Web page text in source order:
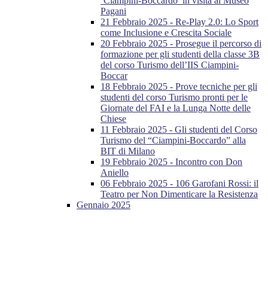
Pagani
21 Febbraio 2025 - Re-Play 2.0: Lo Sport
come Inclusione e Crescita Sociale
20 Febbraio 2025 - Prosegue il percorso di
formazione per gli studenti della classe 3B
del corso Turismo dell’IIS Ciampini-
Boccar
18 Febbraio 2025 - Prove tecniche per gli
studenti del corso Turismo pronti per le
Giornate del FAI e la Lunga Notte delle
Chiese
11 Febbraio 2025 - Gli studenti del Corso
Turismo del “Ciampini-Boccardo” alla
BIT di Milano
19 Febbraio 2025 - Incontro con Don
Aniello
06 Febbraio 2025 - 106 Garofani Rossi: il
Teatro per Non Dimenticare la Resistenza
Gennaio 2025